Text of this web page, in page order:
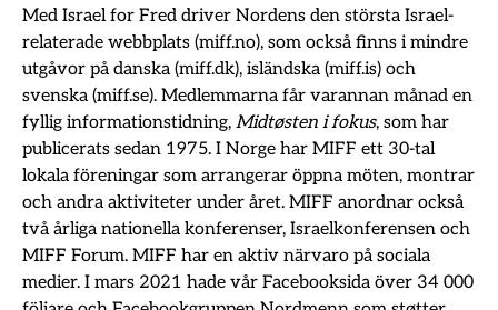
Med Israel for Fred driver Nordens den största Israel-
relaterade webbplats (miff.no), som också finns i mindre
utgåvor på danska (miff.dk), isländska (miff.is) och
svenska (miff.se). Medlemmarna får varannan månad en
fyllig informationstidning, Midtøsten i fokus, som har
publicerats sedan 1975. I Norge har MIFF ett 30-tal
lokala föreningar som arrangerar öppna möten, montrar
och andra aktiviteter under året. MIFF anordnar också
två årliga nationella konferenser, Israelkonferensen och
MIFF Forum. MIFF har en aktiv närvaro på sociala
medier. I mars 2021 hade vår Facebooksida över 34 000